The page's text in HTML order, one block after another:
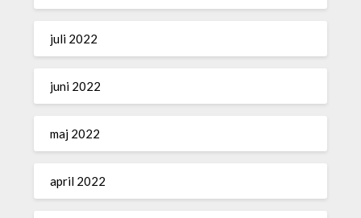
juli 2022
juni 2022
maj 2022
april 2022